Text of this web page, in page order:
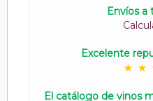
Envíos a
Excelente
El catálogo de vinos